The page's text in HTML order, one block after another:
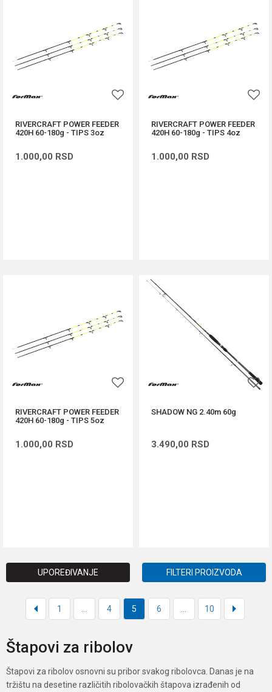
RIVERCRAFT POWER FEEDER
420H 60-180g - TIPS 3oz
1.000,00 RSD
RIVERCRAFT POWER FEEDER
420H 60-180g - TIPS 4oz
1.000,00 RSD
RIVERCRAFT POWER FEEDER
420H 60-180g - TIPS 5oz
1.000,00 RSD
SHADOW NG 2.40m 60g
3.490,00 RSD
UPOREĐIVANJE FILTERI PROIZVODA
1 4 5 6 10
Štapovi za ribolov
Štapovi za ribolov osnovni su pribor svakog ribolovca. Danas je na
tržištu na desetine različitih ribolovačkih štapova izrađenih od